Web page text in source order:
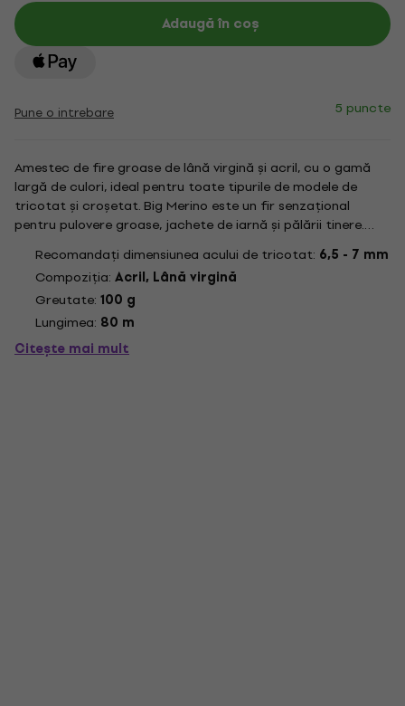
Adaugă în coș
Pune o intrebare 5 puncte
Amestec de fire groase de lână virgină și acril, cu o gamă
largă de culori, ideal pentru toate tipurile de modele de
tricotat și croșetat. Big Merino este un fir senzațional
pentru pulovere groase, jachete de iarnă și pălării tinere.
Acest fir de bază este ideal pentru a face pături calde
pentru canapea și perne confortabile. Compozitie: acrilic...
Recomandați dimensiunea acului de tricotat: 6,5 - 7 mm
Compoziția: Acril, Lână virgină
Greutate: 100 g
Lungimea: 80 m
Citește mai mult